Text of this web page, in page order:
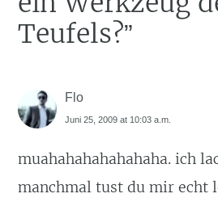
Teufels?”
Flo
Juni 25, 2009 at 10:03 a.m.
muahahahahahahaha. ich
manchmal tust du mir echt